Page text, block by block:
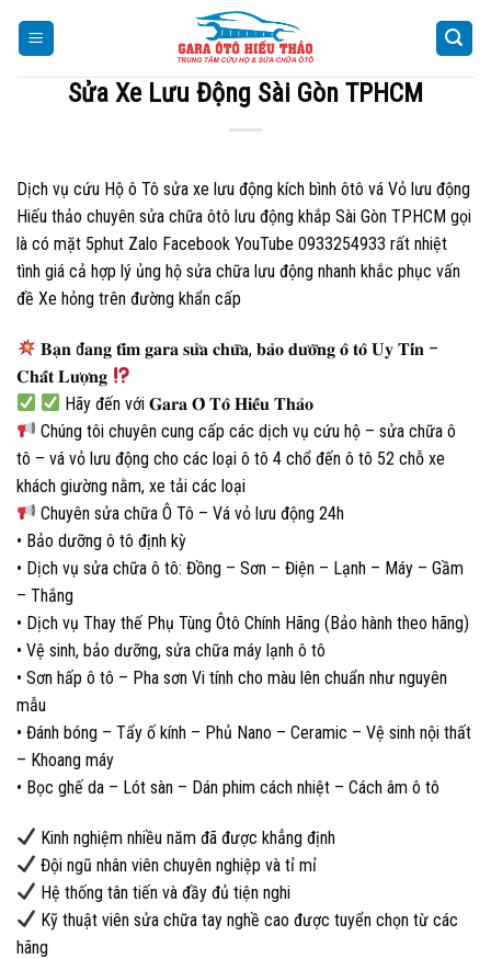
Sửa Xe Lưu Động Sài Gòn TPHCM
Dịch vụ cứu Hộ ô Tô sửa xe lưu động kích bình ôtô vá Vỏ lưu động
Hiếu thảo chuyên sửa chữa ôtô lưu động khắp Sài Gòn TPHCM gọi
là có mặt 5phut Zalo Facebook YouTube 0933254933 rất nhiệt
tình giá cả hợp lý ủng hộ sửa chữa lưu động nhanh khắc phục vấn
đề Xe hỏng trên đường khẩn cấp
𝐁𝐚̣𝐧 đ𝐚𝐧𝐠 𝐭𝐢̀𝐦 𝐠𝐚𝐫𝐚 𝐬𝐮̛̉𝐚 𝐜𝐡𝐮̛̃𝐚, 𝐛𝐚̉𝐨 𝐝𝐮̛𝐨̛̃𝐧𝐠 𝐨̂ 𝐭𝐨̂ 𝐔𝐲 𝐓𝐢́𝐧 –
𝐂𝐡𝐚̂́𝐭 𝐋𝐮̛𝐨̛̣𝐧𝐠
Hãy đến với 𝐆𝐚𝐫𝐚 𝐎̂ 𝐓𝐨̂ 𝐇𝐢𝐞̂́𝐮 𝐓𝐡𝐚̉𝐨
Chúng tôi chuyên cung cấp các dịch vụ cứu hộ – sửa chữa ô
tô – vá vỏ lưu động cho các loại ô tô 4 chổ đến ô tô 52 chỗ xe
khách giường nằm, xe tải các loại
Chuyên sửa chữa Ô Tô – Vá vỏ lưu động 24h
• Bảo dưỡng ô tô định kỳ
• Dịch vụ sửa chữa ô tô: Đồng – Sơn – Điện – Lạnh – Máy – Gầm
– Thắng
• Dịch vụ Thay thế Phụ Tùng Ôtô Chính Hãng (Bảo hành theo hãng)
• Vệ sinh, bảo dưỡng, sửa chữa máy lạnh ô tô
• Sơn hấp ô tô – Pha sơn Vi tính cho màu lên chuẩn như nguyên
mẫu
• Đánh bóng – Tẩy ố kính – Phủ Nano – Ceramic – Vệ sinh nội thất
– Khoang máy
• Bọc ghế da – Lót sàn – Dán phim cách nhiệt – Cách âm ô tô
Kinh nghiệm nhiều năm đã được khẳng định
Đội ngũ nhân viên chuyên nghiệp và tỉ mỉ
Hệ thống tân tiến và đầy đủ tiện nghi
Kỹ thuật viên sửa chữa tay nghề cao được tuyển chọn từ các
hãng